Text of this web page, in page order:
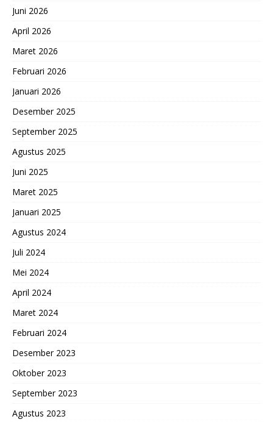
Juni 2026
April 2026
Maret 2026
Februari 2026
Januari 2026
Desember 2025
September 2025
Agustus 2025
Juni 2025
Maret 2025
Januari 2025
Agustus 2024
Juli 2024
Mei 2024
April 2024
Maret 2024
Februari 2024
Desember 2023
Oktober 2023
September 2023
Agustus 2023